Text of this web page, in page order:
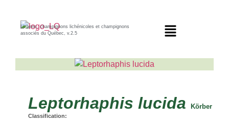
Lichens, champignons lichénicoles et champignons
associés du Québec, v.2.5
Leptorhaphis lucida Körber
Classification: